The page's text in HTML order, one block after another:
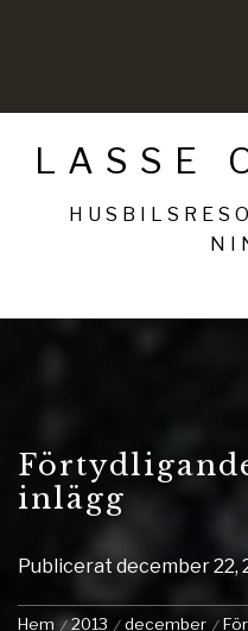
LASSE
inlägg
Publicerat december 22,
Hem 2013 december